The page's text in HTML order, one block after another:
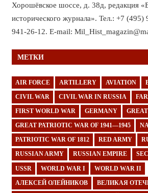
Хорошёвское шоссе, д. 38д, редакция
исторического журнала». Тел.: +7
941-26-12. E-mail:
МЕТКИ
AIR FORCE ARTILLERY AVIATION
CIVIL WAR CIVIL WAR IN RUSSIA
FIRST WORLD WAR GERMANY
GREAT PATRIOTIC WAR OF 1941—1945
PATRIOTIC WAR OF 1812 RED ARMY
RUSSIAN ARMY RUSSIAN EMPIRE
USSR WORLD WAR I WORLD WAR II
АЛЕКСЕЙ ОЛЕЙНИКОВ ВЕЛИКАЯ